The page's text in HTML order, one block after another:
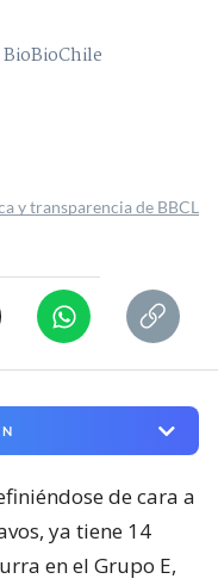
y transparencia de BBCL
de cara a
ya tiene 14
en el Grupo E,